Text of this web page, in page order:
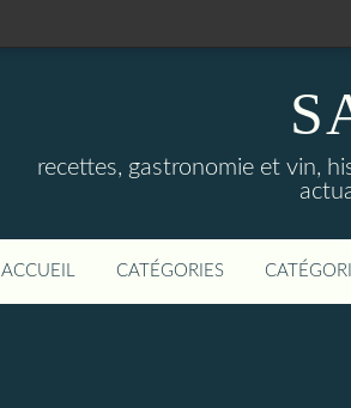
recettes, gastronomie et vin,
ACCUEIL CATÉGORIES